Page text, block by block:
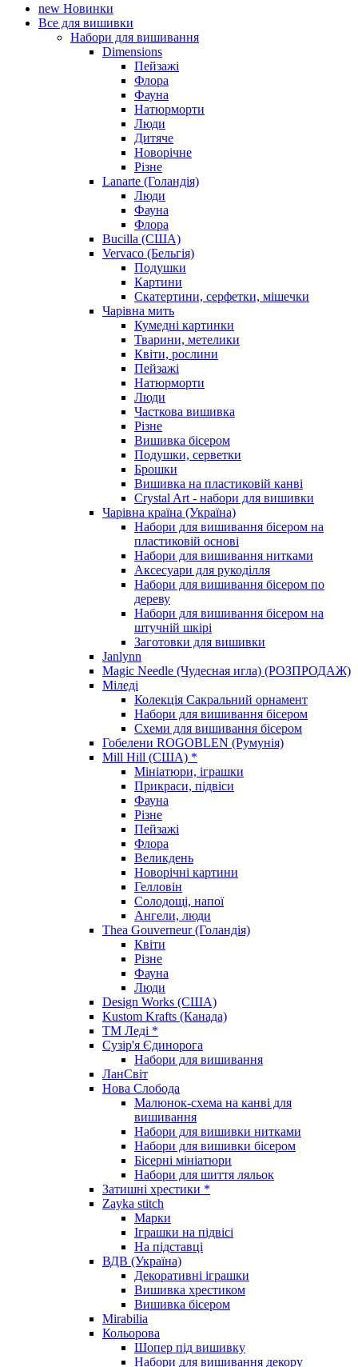
new Новинки
Все для вишивки
Набори для вишивання
Dimensions
Пейзажі
Флора
Фауна
Натюрморти
Люди
Дитяче
Новорічне
Різне
Lanarte (Голандія)
Люди
Фауна
Флора
Bucilla (США)
Vervaco (Бельгія)
Подушки
Картини
Скатертини, серфетки, мішечки
Чарiвна мить
Кумедні картинки
Тварини, метелики
Квіти, рослини
Пейзажі
Натюрморти
Люди
Часткова вишивка
Різне
Вишивка бісером
Подушки, серветки
Брошки
Вишивка на пластиковій канві
Crystal Art - набори для вишивки
Чарівна країна (Україна)
Набори для вишивання бісером на
пластиковій основі
Набори для вишивання нитками
Аксесуари для рукоділля
Набори для вишивання бісером по
дереву
Набори для вишивання бісером на
штучній шкірі
Заготовки для вишивки
Janlynn
Magic Needle (Чудесная игла) (РОЗПРОДАЖ)
Міледі
Колекція Сакральний орнамент
Набори для вишивання бісером
Схеми для вишивання бісером
Гобелени ROGOBLEN (Румунія)
Mill Hill (США) *
Мініатюри, іграшки
Прикраси, підвіси
Фауна
Різне
Пейзажі
Флора
Великдень
Новорічні картини
Гелловін
Солодощі, напої
Ангели, люди
Thea Gouverneur (Голандія)
Квіти
Різне
Фауна
Люди
Design Works (США)
Kustom Krafts (Канада)
ТМ Леді *
Сузір'я Єдинорога
Набори для вишивання
ЛанСвіт
Нова Слобода
Малюнок-схема на канві для
вишивання
Набори для вишивки нитками
Набори для вишивки бісером
Бісерні мініатюри
Набори для шиття ляльок
Затишні хрестики *
Zayka stitch
Марки
Іграшки на підвісі
На підставці
ВДВ (Україна)
Декоративні іграшки
Вишивка хрестиком
Вишивка бісером
Mirabilia
Кольорова
Шопер під вишивку
Набори для вишивання декору